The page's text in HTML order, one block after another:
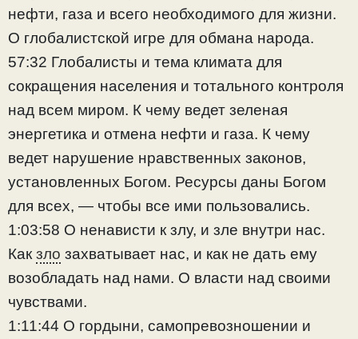
нефти, газа и всего необходимого для жизни.
О глобалистской игре для обмана народа.
57:32 Глобалисты и тема климата для
сокращения населения и тотального контроля
над всем миром. К чему ведет зеленая
энергетика и отмена нефти и газа. К чему
ведет нарушение нравственных законов,
установленных Богом. Ресурсы даны Богом
для всех, — чтобы все ими пользовались.
1:03:58 О ненависти к злу, и зле внутри нас.
Как зло захватывает нас, и как не дать ему
возобладать над нами. О власти над своими
чувствами.
1:11:44 О гордыни, самопревозношении и